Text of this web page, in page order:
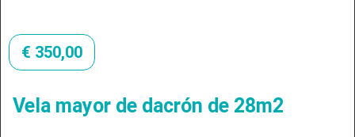
€ 350,00
Vela mayor de dacrón de 28m2